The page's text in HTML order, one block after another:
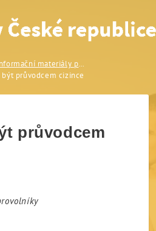
průvodcem
Informační materiály pro odborníky a osoby v kontaktu s cizinci
být průvodcem cizince
průvodcem